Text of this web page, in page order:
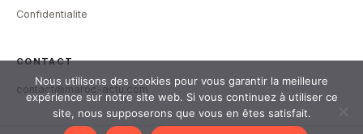
Confidentialite
CONTACT
contact@maroc-actu.com
Nous utilisons des cookies pour vous garantir la meilleure
expérience sur notre site web. Si vous continuez à utiliser ce
site, nous supposerons que vous en êtes satisfait.